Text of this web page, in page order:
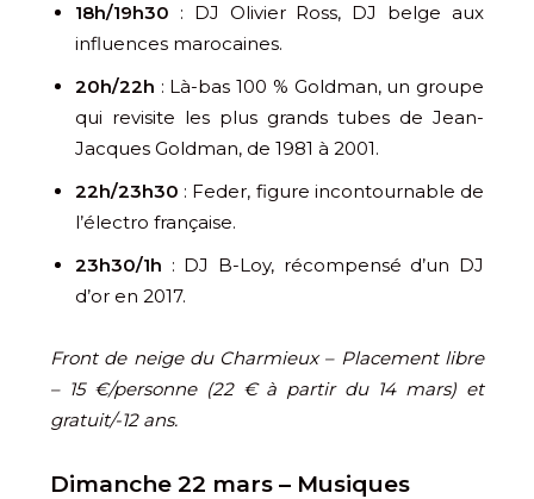
18h/19h30 : DJ Olivier Ross, DJ belge aux
influences marocaines.
20h/22h : Là-bas 100 % Goldman, un groupe
qui revisite les plus grands tubes de Jean-
Jacques Goldman, de 1981 à 2001.
22h/23h30 : Feder, figure incontournable de
l’électro française.
23h30/1h : DJ B-Loy, récompensé d’un DJ
d’or en 2017.
Front de neige du Charmieux – Placement libre
– 15 €/personne (22 € à partir du 14 mars) et
gratuit/-12 ans.
Dimanche 22 mars – Musiques